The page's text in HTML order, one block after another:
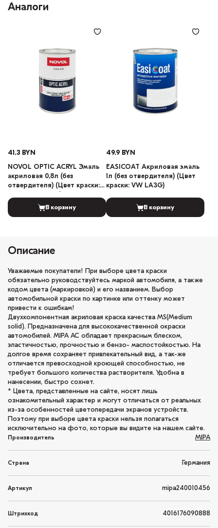
Аналоги
41.3 BYN
NOVOL OPTIC ACRYL Эмаль
акриловая 0,8л (без
отвердителя) (Цвет краски:
В корзину
49.9 BYN
EASICOAT Акриловая эмаль
1л (без отвердителя) (Цвет
краски: VW LA3G)
В корзину
Описание
Уважаемые покупатели! При выборе цвета краски
обязательно руководствуйтесь маркой автомобиля, а также
кодом цвета (маркировкой) и его названием. Выбор
автомобильной краски по картинке или оттенку может
привести к ошибкам!
Двухкомпонентная акриловая краска качества MS(Medium
solid). Предназначена для высококачественной окраски
автомобилей. MIPA AC обладает прекрасным блеском,
эластичностью, прочностью и бензо- маслостойкостью. На
долгое время сохраняет привлекательный вид, а так-же
отличается превосходной кроющей способностью, не
требует большого количества растворителя. Удобна в
нанесении, быстро сохнет.
* Цвета, представленные на сайте, носят лишь
ознакомительный характер и могут отличаться от реальных
из-за особенностей цветопередачи экранов устройств.
Поэтому при выборе цвета краски нельзя полагаться
исключительно на фото, которые вы видите на нашем сайте.
Производитель MIPA
Страна Германия
Артикул mipa240010456
Штрихкод 4016176090888